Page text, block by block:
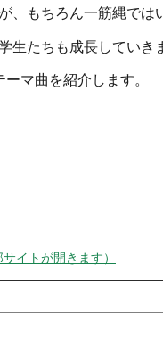
、もちろん一筋縄では
生たちも成長していき
マ曲を紹介します。
イトが開きます）